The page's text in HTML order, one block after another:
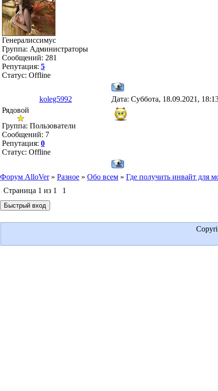
Генералиссимус
Группа: Администраторы
Сообщений: 281
Репутация: 5
Статус: Offline
koleg5992
Дата: Суббота, 18.09.2021,
Рядовой
Группа: Пользователи
Сообщений: 7
Репутация: 0
Статус: Offline
Форум AlloVer » Разное » Обо всем » Где получить инвайт для
Страница 1 из 1 1